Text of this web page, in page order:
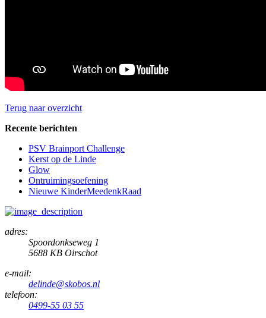
Terug naar overzicht
Recente berichten
PSV Brainport Challenge
Kerst op de Linde
Glow
Ontruimingsoefening
Nieuwe KinderMeedenkRaad
adres:
Spoordonkseweg 1
5688 KB Oirschot
e-mail:
delinde@skobos.nl
telefoon:
0499-55 03 55